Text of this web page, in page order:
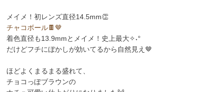
メイメ！初レンズ直径14.5mm👏
チャコボール🍫🤎
着色直径も13.9mmとメイメ！史上最大✧˖°
だけどフチにぼかしが効いてるから自然見え🤎
ほどよくまるまる盛れて、
チョコっぽブラウンの